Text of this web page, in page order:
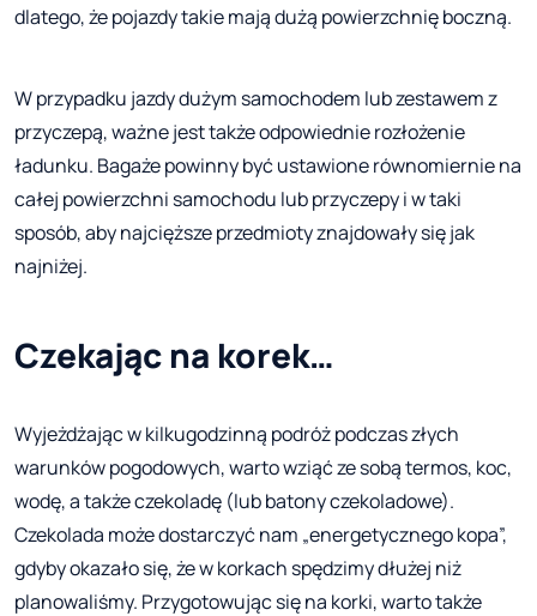
dlatego, że pojazdy takie mają dużą powierzchnię boczną.
W przypadku jazdy dużym samochodem lub zestawem z
przyczepą, ważne jest także odpowiednie rozłożenie
ładunku. Bagaże powinny być ustawione równomiernie na
całej powierzchni samochodu lub przyczepy i w taki
sposób, aby najcięższe przedmioty znajdowały się jak
najniżej.
Czekając na korek…
Wyjeżdżając w kilkugodzinną podróż podczas złych
warunków pogodowych, warto wziąć ze sobą termos, koc,
wodę, a także czekoladę (lub batony czekoladowe).
Czekolada może dostarczyć nam „energetycznego kopa”,
gdyby okazało się, że w korkach spędzimy dłużej niż
planowaliśmy. Przygotowując się na korki, warto także